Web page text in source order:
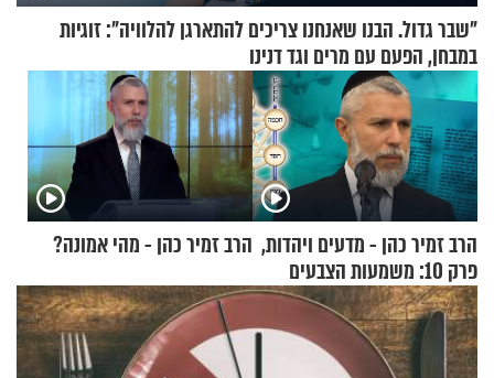
"שבר גדול. הבנו שאנחנו צריכים להתארגן להלוויה": זוגיות
במבחן, הפעם עם מרים וגד דנינו
הרב זמיר כהן - מדעים ויהדות,
פרק 10: משמעות הצבעים
בעולם
הרב זמיר כהן - מהי אמונה?